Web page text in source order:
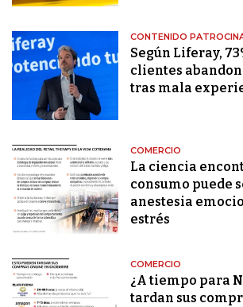
CONTENIDO
Según Liferay,
clientes
tras mala
COMERCIO
La ciencia
consumo puede
anestesia
estrés
COMERCIO
¿A tiempo para
tardan sus